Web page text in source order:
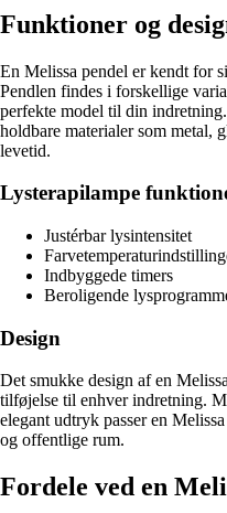
Funktioner og
En Melissa pendel er kendt for
Pendlen findes i forskellige
perfekte model til din
holdbare materialer som metal,
levetid.
Lysterapilampe
Justérbar lysintensitet
Indbyggede timers
Beroligende
Design
Det smukke design af en
tilføjelse til enhver indretning.
elegant udtryk passer en
og offentlige rum.
Fordele ved en